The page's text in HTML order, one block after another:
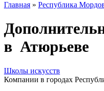
Главная » Республика
в Атюрьеве
Школы искусств
Компании в городах